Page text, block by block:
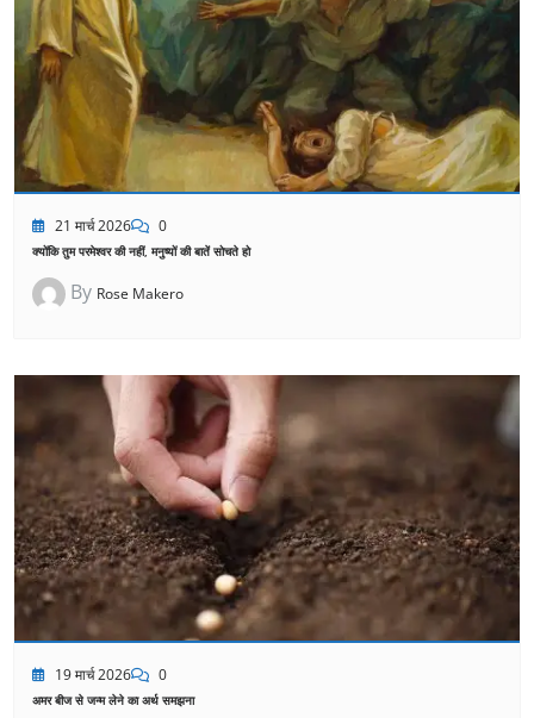
21 मार्च 2026 0
क्योंकि तुम परमेश्वर की नहीं, मनुष्यों की बातें सोचते हो
By Rose Makero
19 मार्च 2026 0
अमर बीज से जन्म लेने का अर्थ समझना